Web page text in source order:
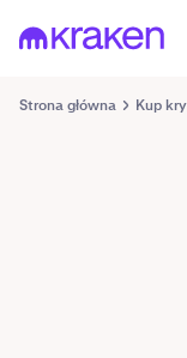
Strona główna Kup